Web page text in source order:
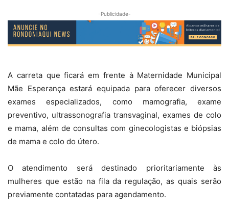
-Publicidade-
A carreta que ficará em frente à Maternidade Municipal
Mãe Esperança estará equipada para oferecer diversos
exames especializados, como mamografia, exame
preventivo, ultrassonografia transvaginal, exames de colo
e mama, além de consultas com ginecologistas e biópsias
de mama e colo do útero.
O atendimento será destinado prioritariamente às
mulheres que estão na fila da regulação, as quais serão
previamente contatadas para agendamento.